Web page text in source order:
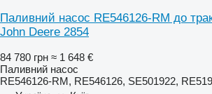
Паливний насос RE546126-RM до
John Deere 2854
84 780 грн ≈ 1 648 €
Паливний насос
RE546126-RM, RE546126, SE501922,